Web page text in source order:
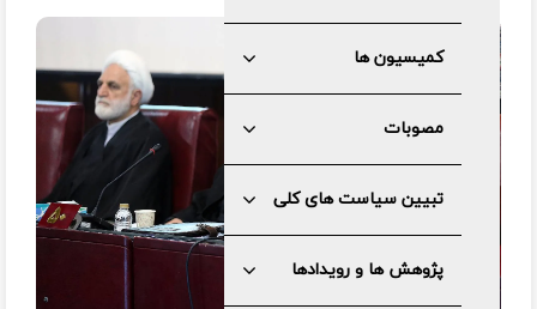
کمیسیون ها
مصوبات
تبیین سیاست های کلی
پژوهش ها و رویدادها